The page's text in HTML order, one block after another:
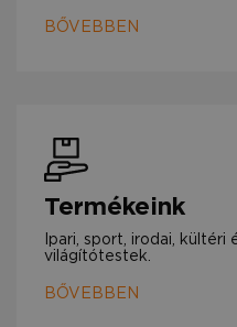
BŐVEBBEN
Termékeink
Ipari, sport, irodai, kültéri
világítótestek.
BŐVEBBEN